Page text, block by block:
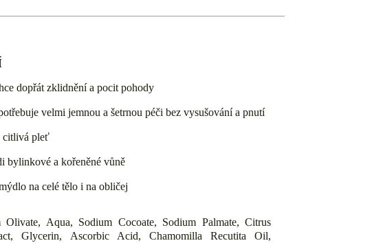
dopřát zklidnění a pocit pohody
velmi jemnou a šetrnou péči bez vysušování a pnutí
citlivá pleť
bylinkové a kořeněné vůně
na celé tělo i na obličej
Olivate, Aqua, Sodium Cocoate, Sodium Palmate, Citrus
Glycerin, Ascorbic Acid, Chamomilla Recutita Oil,